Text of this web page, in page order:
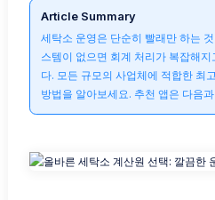
Article Summary
세탁소 운영은 단순히 빨래만 하는
스템이 없으면 회계 처리가 복잡해
다. 모든 규모의 사업체에 적합한 최
방법을 알아보세요. 추천 앱은 다음